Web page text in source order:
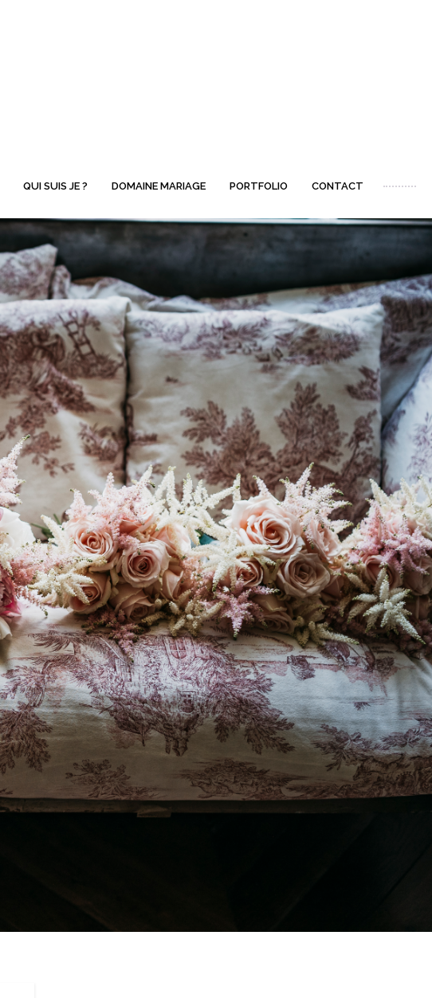
QUI SUIS JE ? DOMAINE MARIAGE PORTFOLIO CONTACT